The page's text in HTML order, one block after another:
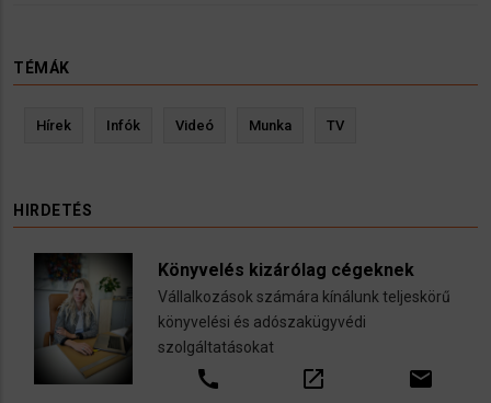
TÉMÁK
Hírek Infók Videó Munka TV
HIRDETÉS
Könyvelés kizárólag cégeknek
Vállalkozások számára kínálunk teljeskörű
könyvelési és adószakügyvédi
szolgáltatásokat
call open_in_new email